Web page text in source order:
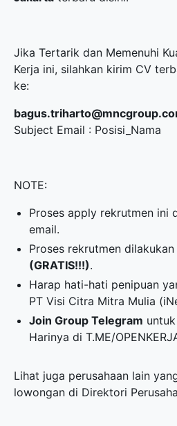
Jika Tertarik dan Memenuhi
Kerja ini, silahkan kirim CV
ke:
Subject Email : Posisi_Nama
NOTE:
Proses apply rekrutmen ini
email.
Proses rekrutmen
(GRATIS!!!).
Harap hati-hati penipuan
PT Visi Citra Mitra Mulia
Join Group Telegram
Harinya diT.ME/
Lihat juga perusahaan lain
lowongan di Direktori